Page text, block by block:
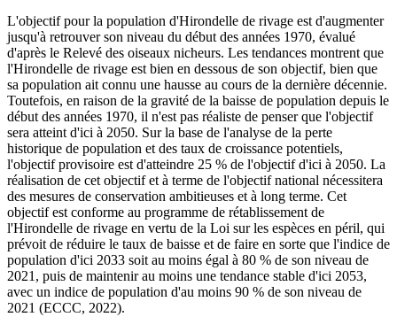
L'objectif pour la population d'Hirondelle de rivage est d'augmenter
jusqu'à retrouver son niveau du début des années 1970, évalué
d'après le Relevé des oiseaux nicheurs. Les tendances montrent que
l'Hirondelle de rivage est bien en dessous de son objectif, bien que
sa population ait connu une hausse au cours de la dernière décennie.
Toutefois, en raison de la gravité de la baisse de population depuis le
début des années 1970, il n'est pas réaliste de penser que l'objectif
sera atteint d'ici à 2050. Sur la base de l'analyse de la perte
historique de population et des taux de croissance potentiels,
l'objectif provisoire est d'atteindre 25 % de l'objectif d'ici à 2050. La
réalisation de cet objectif et à terme de l'objectif national nécessitera
des mesures de conservation ambitieuses et à long terme. Cet
objectif est conforme au programme de rétablissement de
l'Hirondelle de rivage en vertu de la Loi sur les espèces en péril, qui
prévoit de réduire le taux de baisse et de faire en sorte que l'indice de
population d'ici 2033 soit au moins égal à 80 % de son niveau de
2021, puis de maintenir au moins une tendance stable d'ici 2053,
avec un indice de population d'au moins 90 % de son niveau de
2021 (ECCC, 2022).